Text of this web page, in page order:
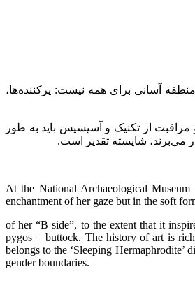
آسانی برای همه نیست: پرکننده‌ها،
از تکنیک و آسپسیس باید به طور
می‌برند، شایسته تقدیر است.
At the National Archaeological
enchantment of her gaze but in the soft
of her “B side”, to the extent that it
pygos = buttock. The history of art is
belongs to the ‘Sleeping Hermaphrodite’
gender boundaries.